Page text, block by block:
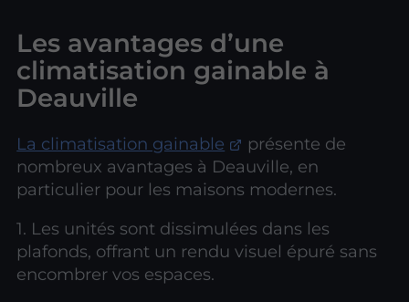
Les avantages d’une
climatisation gainable à
Deauville
La climatisation gainable
présente de
nombreux avantages à Deauville, en
particulier pour les maisons modernes.
1. Les unités sont dissimulées dans les
plafonds, offrant un rendu visuel épuré sans
encombrer vos espaces.